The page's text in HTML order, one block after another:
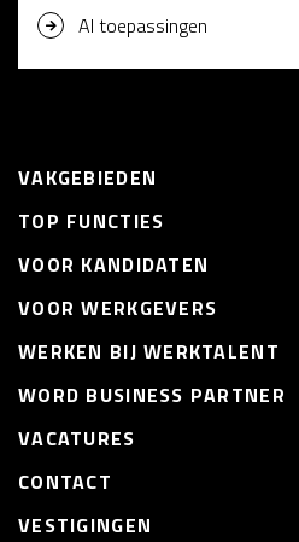
AI toepassingen
VAKGEBIEDEN
TOP FUNCTIES
VOOR KANDIDATEN
VOOR WERKGEVERS
WERKEN BIJ WERKTALENT
WORD BUSINESS PARTNER
VACATURES
CONTACT
VESTIGINGEN